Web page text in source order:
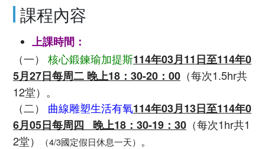
課程內容
上課時間：
（一）
核心鍛鍊瑜加提斯114年03月11日至114年0
5月27日每周二 晚上18 ： 30-20 ： 00 （每次1.5hr共
12堂）。
（二）
曲線雕塑生活有氧114年03月13日至114年0
6月05日每周四 晚上18 ：30-19 ：30 （每次1hr共1
2堂）
（4/3國定假日休息一天） 。